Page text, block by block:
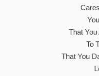
That
To
That You